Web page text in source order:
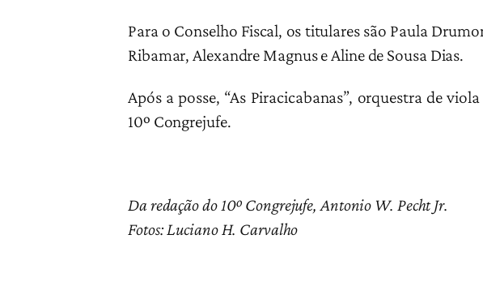
Para o Conselho Fiscal, os titulares são Paula
Ribamar, Alexandre Magnus e Aline de Sousa Dias.
Após a posse, “As Piracicabanas”, orquestra de
10º Congrejufe.
Da redação do 10º Congrejufe, Antonio W. Pecht Jr.
Fotos: Luciano H. Carvalho